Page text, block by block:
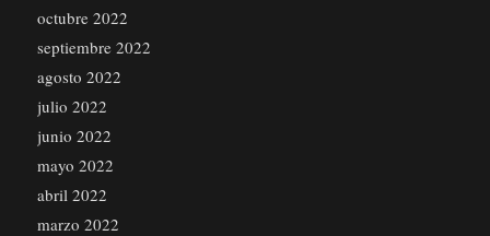
octubre 2022
septiembre 2022
agosto 2022
julio 2022
junio 2022
mayo 2022
abril 2022
marzo 2022